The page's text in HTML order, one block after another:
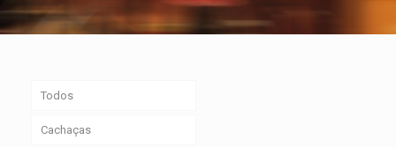
Todos
Cachaças